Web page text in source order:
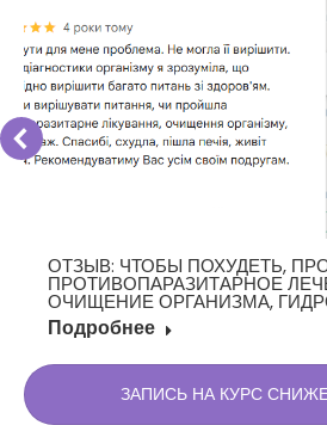
ОТЗЫВ: ЧТОБЫ ПОХУДЕТЬ,
ПРОТИВОПАРАЗИТАРНОЕ
ОЧИЩЕНИЕ ОРГАНИЗМА,
Подробнее
ЗАПИСЬ НА КУРС